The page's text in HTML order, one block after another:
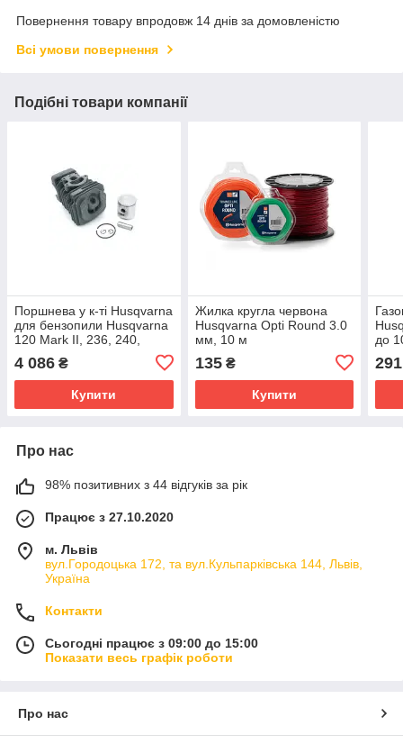
Повернення товару впродовж 14 днів за домовленістю
Всі умови повернення
Подібні товари компанії
Поршнева у к-ті Husqvarna
для бензопили Husqvarna
120 Mark II, 236, 240,
236e, 240e (5778311-02)
4 086 ₴
Купити
Жилка кругла червона
Husqvarna Opti Round 3.0
мм, 10 м
135₴
Купити
до
Про нас
98% позитивних з 44 відгуків за рік
Працює з 27.10.2020
м. Львів
вул.Городоцька 172, та вул.Кульпарківська 144, Львів,
Україна
Контакти
Сьогодні працює з 09:00 до 15:00
Показати весь графік роботи
Про нас